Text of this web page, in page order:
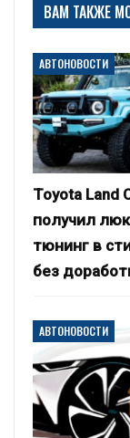
ВАМ ТАКЖЕ
АВТОНОВОСТИ
Toyota Land
получил
тюнинг в
без
АВТОНОВОСТИ